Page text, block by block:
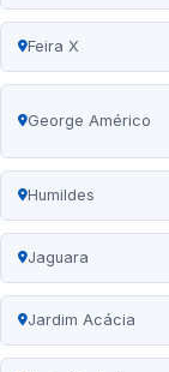
Feira X
George Américo
Humildes
Jaguara
Jardim Acácia